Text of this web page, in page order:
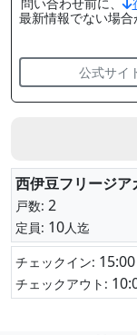
最新情報でない場
公式サイ
西伊豆フリージア
戸数: 2
定員: 10人迄
チェックイン: 15:00
チェックアウト: